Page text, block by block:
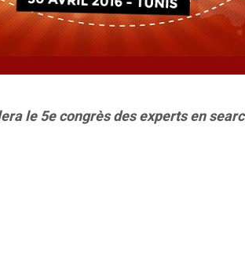
le 5e congrès des experts en